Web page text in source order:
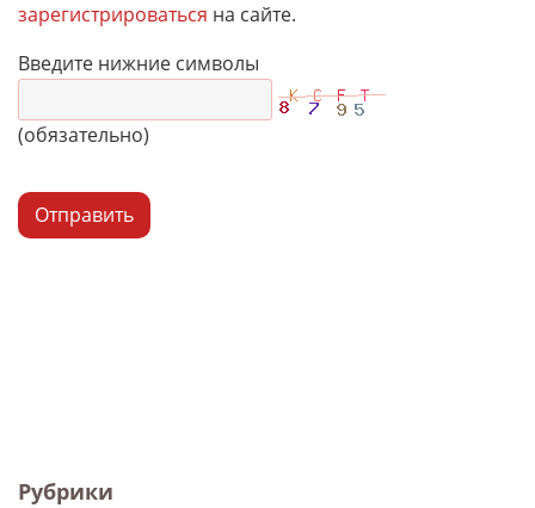
Рубрики
зарегистрироваться на сайте.
Введите нижние символы
(обязательно)
Отправить